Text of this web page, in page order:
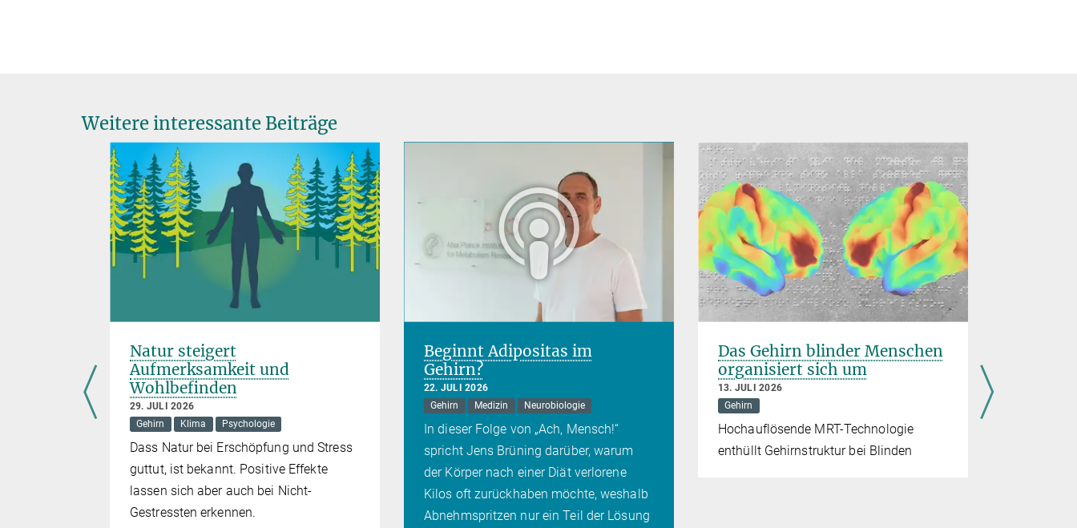
Weitere interessante Beiträge
Natur steigert
Aufmerksamkeit und
Wohlbefinden
29. JULI 2026
Gehirn
Klima Psychologie
Dass Natur bei Erschöpfung und Stress
guttut, ist bekannt. Positive Effekte
lassen sich aber auch bei Nicht-
Gestressten erkennen.
Beginnt Adipositas im
Gehirn?
22. JULI 2026
Gehirn
Medizin Neurobiologie
In dieser Folge von „Ach, Mensch!“
spricht Jens Brüning darüber, warum
der Körper nach einer Diät verlorene
Kilos oft zurückhaben möchte, weshalb
Abnehmspritzen nur ein Teil der Lösung
Das Gehirn blinder Menschen
organisiert sich um
13. JULI 2026
Gehirn
Hochauflösende MRT-Technologie
enthüllt Gehirnstruktur bei Blinden